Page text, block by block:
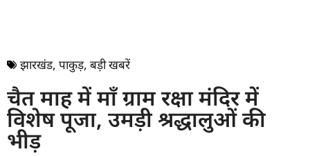
झारखंड, पाकुड़, बड़ी खबरें
चैत माह में माँ ग्राम रक्षा मंदिर में
विशेष पूजा, उमड़ी श्रद्धालुओं की
भीड़